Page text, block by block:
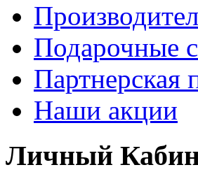
Подарочные
Партнерская
Наши акции
Личный